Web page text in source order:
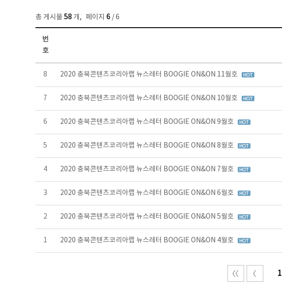
총 게시물 58 개, 페이지 6 / 6
뉴스레터 목록 - 번호, 제목, 작성자, 파일, 조회수, 작성일 정보 제공
번
호
8 2020 충북콘텐츠코리아랩 뉴스레터 BOOGIE ON&ON 11월호
7 2020 충북콘텐츠코리아랩 뉴스레터 BOOGIE ON&ON 10월호
6 2020 충북콘텐츠코리아랩 뉴스레터 BOOGIE ON&ON 9월호
5 2020 충북콘텐츠코리아랩 뉴스레터 BOOGIE ON&ON 8월호
4 2020 충북콘텐츠코리아랩 뉴스레터 BOOGIE ON&ON 7월호
3 2020 충북콘텐츠코리아랩 뉴스레터 BOOGIE ON&ON 6월호
2 2020 충북콘텐츠코리아랩 뉴스레터 BOOGIE ON&ON 5월호
1 2020 충북콘텐츠코리아랩 뉴스레터 BOOGIE ON&ON 4월호
1